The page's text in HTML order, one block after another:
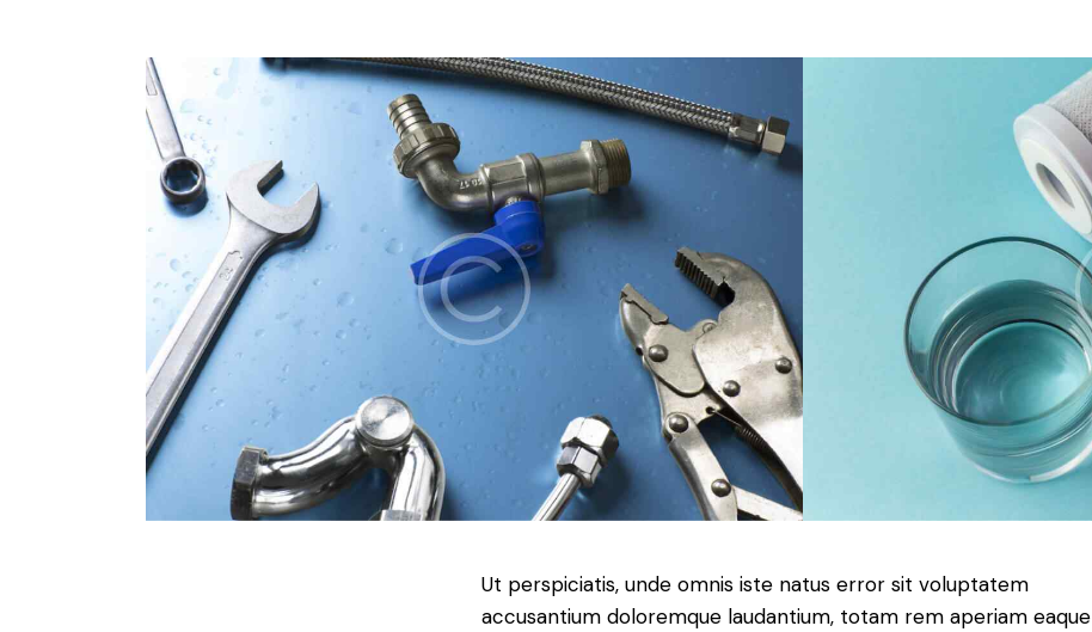
Ut perspiciatis, unde omnis iste natus error sit voluptatem
accusantium doloremque laudantium, totam rem aperiam eaque